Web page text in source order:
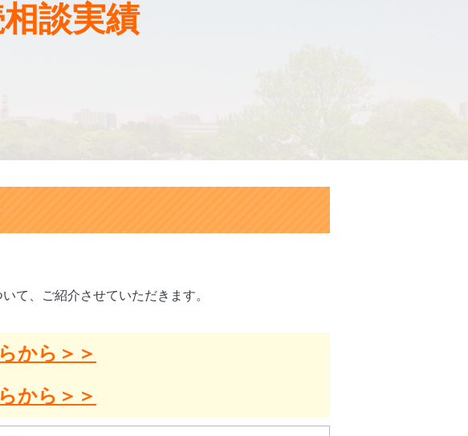
談実績
て、ご紹介させていただきます。
から＞＞
から＞＞